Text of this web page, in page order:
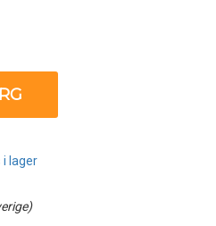
i lager